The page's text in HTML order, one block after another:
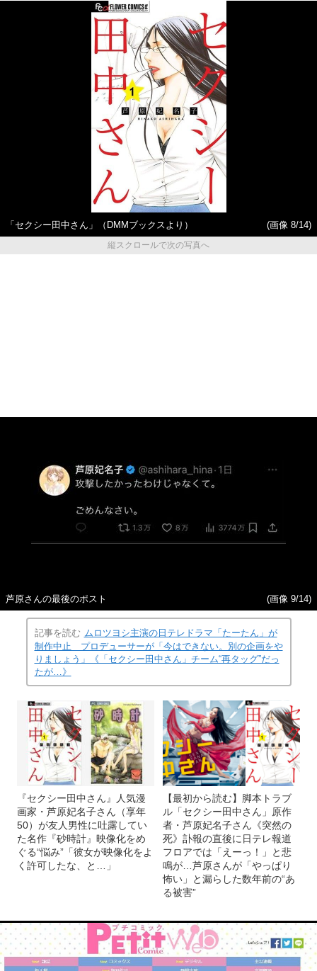
「セクシー田中さん」（DMMブックスより）
(画像 8/14)
縦スクロールで次の写真へ
芦原さんの最後のポスト (画像 9/14)
記事を読む ムロツヨシ主演の日テレドラマ「たーたん」が
制作中止 プロデューサーが「今はできない。別の企画をや
りましょう」《「セクシー田中さん」チーム“再タッグ”だっ
たが…》
『セクシー田中さん』人気漫
画家・芦原妃名子さん（享年
50）が友人男性に吐露してい
た名作『砂時計』映像化をめ
ぐる“悩み”「彼女が映像化をよ
く許可したな、と…」
【最初から読む】脚本トラブ
ル「セクシー田中さん」原作
者・芦原妃名子さん《突然の
死》訃報の直後に日テレ報道
フロアでは「えーっ！」と悲
鳴が…芦原さんが「やっぱり
怖い」と漏らした数年前の“あ
る被害”